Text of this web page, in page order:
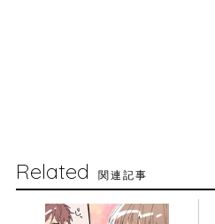
Related 関連記事